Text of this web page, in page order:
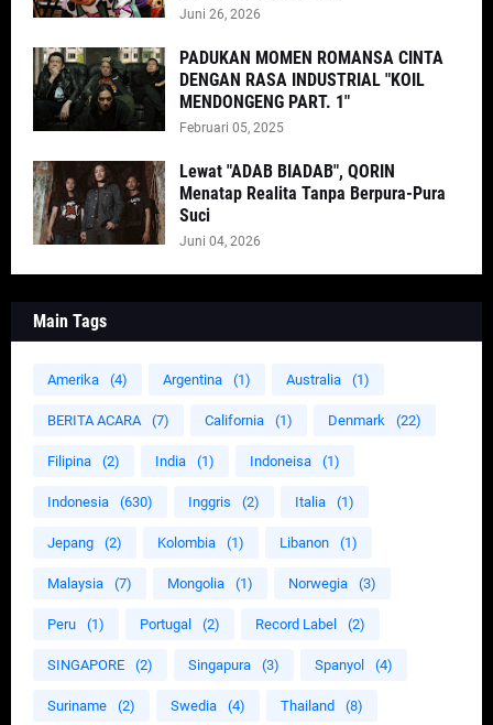
Juni 26, 2026
PADUKAN MOMEN ROMANSA CINTA
DENGAN RASA INDUSTRIAL "KOIL
MENDONGENG PART. 1"
Februari 05, 2025
Lewat "ADAB BIADAB", QORIN
Menatap Realita Tanpa Berpura-Pura
Suci
Juni 04, 2026
Main Tags
Amerika (4) Argentina (1) Australia (1)
BERITA ACARA (7) California (1) Denmark (22)
Filipina (2) India (1) Indoneisa (1)
Indonesia (630) Inggris (2) Italia (1)
Jepang (2) Kolombia (1) Libanon (1)
Malaysia (7) Mongolia (1) Norwegia (3)
Peru (1) Portugal (2) Record Label (2)
SINGAPORE (2) Singapura (3) Spanyol (4)
Suriname (2) Swedia (4) Thailand (8)